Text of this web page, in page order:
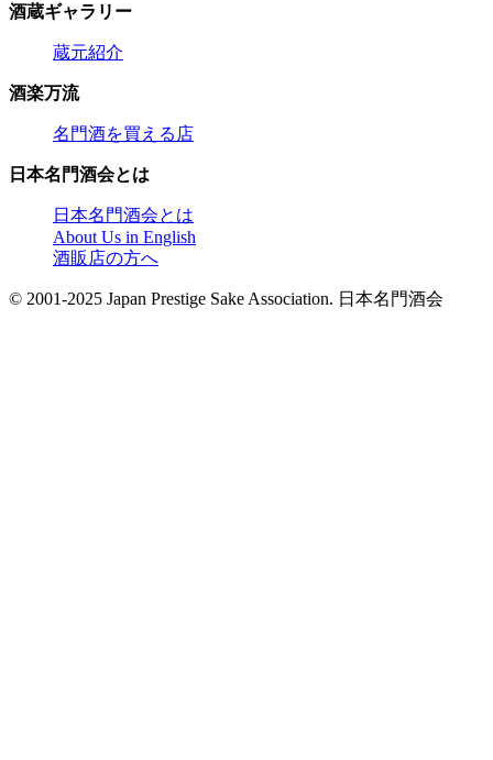
酒蔵ギャラリー
蔵元紹介
酒楽万流
名門酒を買える店
日本名門酒会とは
日本名門酒会とは
About Us in English
酒販店の方へ
© 2001-2025 Japan Prestige Sake Association. 日本名門酒会